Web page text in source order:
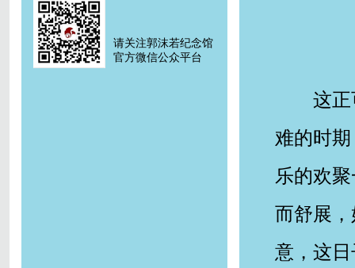
请关注郭沫若纪念馆
官方微信公众平台
这
难的时
乐的欢
而舒展
意，这